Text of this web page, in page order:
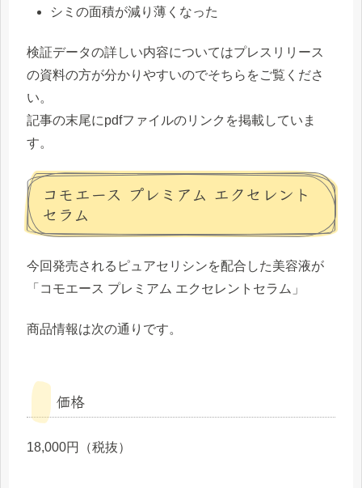
シミの面積が減り薄くなった
検証データの詳しい内容についてはプレスリリース
の資料の方が分かりやすいのでそちらをご覧くださ
い。
記事の末尾にpdfファイルのリンクを掲載していま
す。
コモエース プレミアム エクセレント
セラム
今回発売されるピュアセリシンを配合した美容液が
「コモエース プレミアム エクセレントセラム」
商品情報は次の通りです。
価格
18,000円（税抜）